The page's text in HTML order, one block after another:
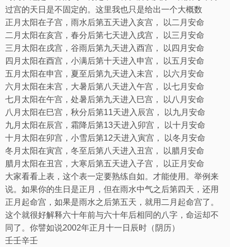
过宫的天日是不固定的。这里我也只是给出一个大概数
正月太阳在子宫，雨水后第五天进入亥宫，
以二月安命
二月太阳在亥宫，春分后第七天进入戌宫，
以三月安命
三月太阳在戌宫，谷雨后第九天进入酉宫，
以四月安命
四月太阳在酉宫，小满后第十天进入申宫，
以五月安命
五月太阳在申宫，夏至后第九天进入未宫，
以六月安命
六月太阳在未宫，大暑后第八天进入午宫，
以七月安命
七月太阳在午宫，处暑后第九天进入巳宫，
以八月安命
八月太阳在巳宫，秋分后第11天进入辰宫，
以九月安命
九月太阳在辰宫，霜降后第13天进入卯宫，
以十月安命
十月太阳在卯宫，小雪后第12天进入寅宫，
以冬月安命
冬月太阳在寅宫，冬至后第八天进入丑宫，
以腊月安命
腊月太阳在丑宫，大寒后第五天进入子宫，
以正月安命
大家看看上表，这个表一定要熟练自如。才能使用。举例来
说。如果你的生日是正月，但在雨水中气之后第四天，还用
正月起命宫，如果是雨水之后第五天，就用二月起命宫了。
这个就很好解释六十年前与六十年后相同的八字，命运却不
同了。你譬如说2002年正月十一日 辰时（阴历）
壬壬辛壬